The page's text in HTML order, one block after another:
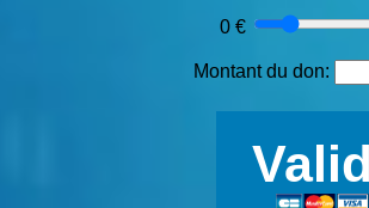
0 €
Montant du don: